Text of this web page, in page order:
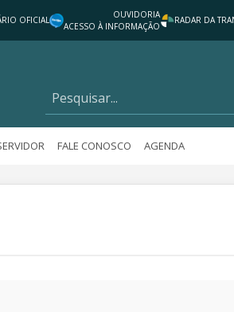
OFICIAL
OUVIDORIA
ACESSO À INFORMAÇÃO
RADAR DA
FALE CONOSCO AGENDA